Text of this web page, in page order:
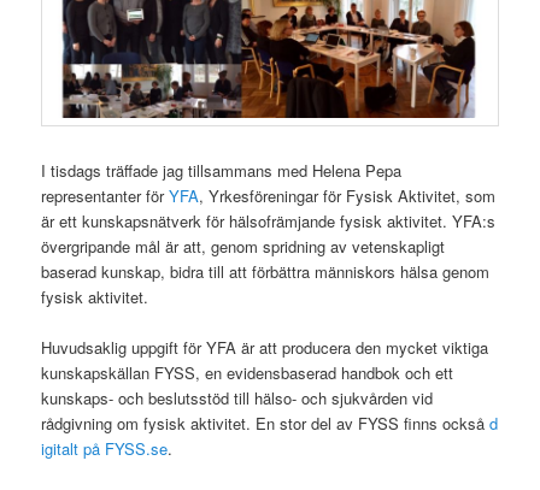
​​I tisdags träffade jag tillsammans med Helena Pepa
representanter förYFA, Yrkesföreningar för Fysisk Aktivitet, som
är ett kunskapsnätverk för hälsofrämjande fysisk aktivitet. YFA:s
övergripande mål är att, genom spridning av vetenskapligt
baserad kunskap, bidra till att förbättra människors hälsa genom
fysisk aktivitet.
Huvudsaklig uppgift för YFA är att producera den mycket viktiga
kunskapskällan FYSS, en evidensbaserad handbok och ett
kunskaps- och beslutsstöd till hälso- och sjukvården vid
rådgivning om fysisk aktivitet. En stor del av FYSS finns ocksåd
igitalt på FYSS.se.